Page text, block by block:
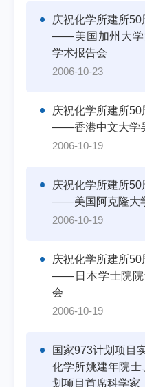
庆祝化学所建所
——美国加州大学
学术报告会
2006-10-23
庆祝化学所建所
——香港中文大学
2006-10-19
庆祝化学所建所
——美国阿克隆大
2006-10-19
庆祝化学所建所
——日本学士院院
会
2006-10-19
国家973计划项目
化学所姚建年院
划项目首席科学家